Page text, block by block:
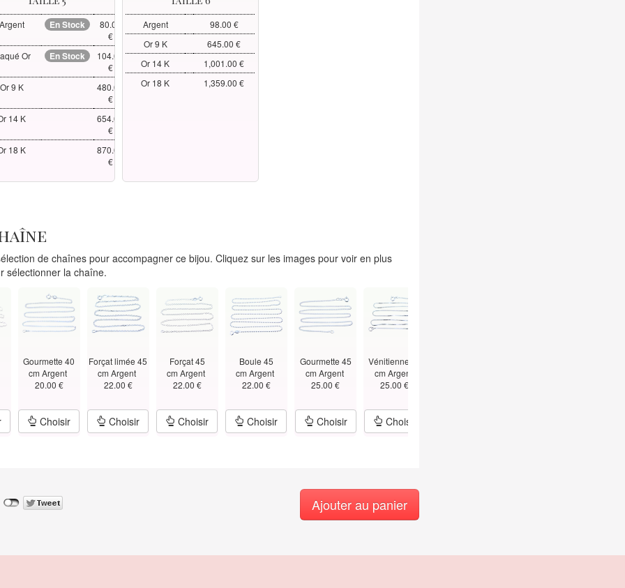
En Stock
80.00
€
Or
En Stock
104.00
€
Or 9 K
480.00
€
14 K
654.00
€
18 K
870.00
€
Argent
98.00 €
Or 9 K
645.00 €
Or 14 K
1,001.00 €
Or 18 K
1,359.00 €
de chaînes pour accompagner ce bijou. Cliquez sur les images pour voir en plus
sélectionner la chaîne.
Gourmette 40
cm Argent
20.00 €
Choisir
Forçat limée 45
cm Argent
22.00 €
Choisir
Forçat 45
cm Argent
22.00 €
Choisir
Boule 45
cm Argent
22.00 €
Choisir
Gourmette 45
cm Argent
25.00 €
Choisir
Vénitienne 45
cm Argent
25.00 €
Choisir
Ajouter au panier